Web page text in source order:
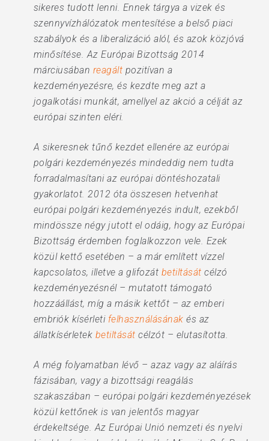
sikeres tudott lenni. Ennek tárgya a vizek és
szennyvízhálózatok mentesítése a belső piaci
szabályok és a liberalizáció alól, és azok közjóvá
minősítése. Az Európai Bizottság 2014
márciusában reagált pozitívan a
kezdeményezésre, és kezdte meg azt a
jogalkotási munkát, amellyel az akció a célját az
európai szinten eléri.
A sikeresnek tűnő kezdet ellenére az európai
polgári kezdeményezés mindeddig nem tudta
forradalmasítani az európai döntéshozatali
gyakorlatot. 2012 óta összesen hetvenhat
európai polgári kezdeményezés indult, ezekből
mindössze négy jutott el odáig, hogy az Európai
Bizottság érdemben foglalkozzon vele. Ezek
közül kettő esetében – a már említett vízzel
kapcsolatos, illetve a glifozát betiltását célzó
kezdeményezésnél – mutatott támogató
hozzáállást, míg a másik kettőt – az emberi
embriók kísérleti felhasználásának és az
állatkísérletek betiltását célzót – elutasította.
A még folyamatban lévő – azaz vagy az aláírás
fázisában, vagy a bizottsági reagálás
szakaszában – európai polgári kezdeményezések
közül kettőnek is van jelentős magyar
érdekeltsége. Az Európai Unió nemzeti és nyelvi